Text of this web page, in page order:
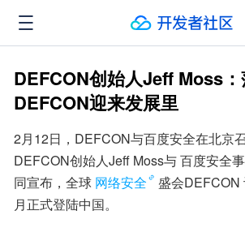
DEFCON创始人Jeff Moss：
DEFCON迎来发展里
2月12日，DEFCON与百度安全在北京
DEFCON创始人Jeff Moss与 百度安全
同宣布，全球 网络安全
盛会DEFCON
月正式登陆中国。